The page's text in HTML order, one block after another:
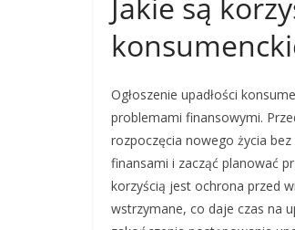
Ogłoszenie upadłości
problemami finansowymi.
rozpoczęcia nowego życia
finansami i zacząć planować
korzyścią jest ochrona przed
wstrzymane, co daje czas na